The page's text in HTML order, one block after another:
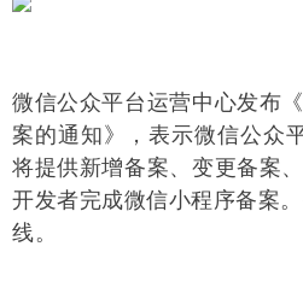
微信公众平台运营中心发布
案的通知》，表示微信公众
将提供新增备案、变更备案
开发者完成微信小程序备案
线。